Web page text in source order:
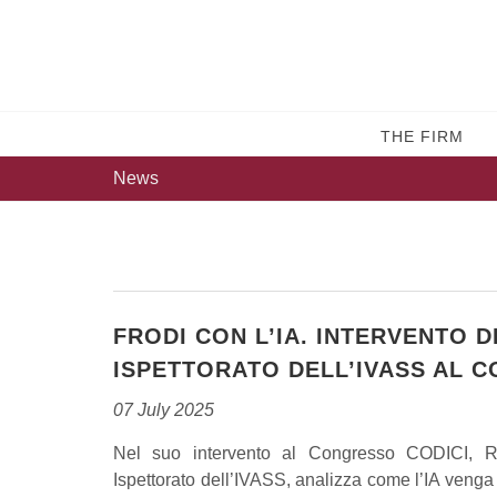
THE FIRM
News
FRODI CON L’IA. INTERVENTO
ISPETTORATO DELL’IVASS AL
07 July 2025
Nel suo intervento al Congresso CODICI,
Ispettorato dell’IVASS, analizza come l’IA